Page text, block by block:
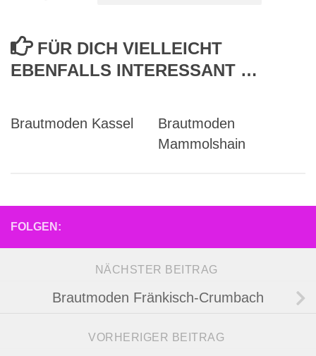
FÜR DICH VIELLEICHT
EBENFALLS INTERESSANT …
Brautmoden Kassel
Brautmoden
Mammolshain
FOLGEN:
NÄCHSTER BEITRAG
Brautmoden Fränkisch-Crumbach
VORHERIGER BEITRAG